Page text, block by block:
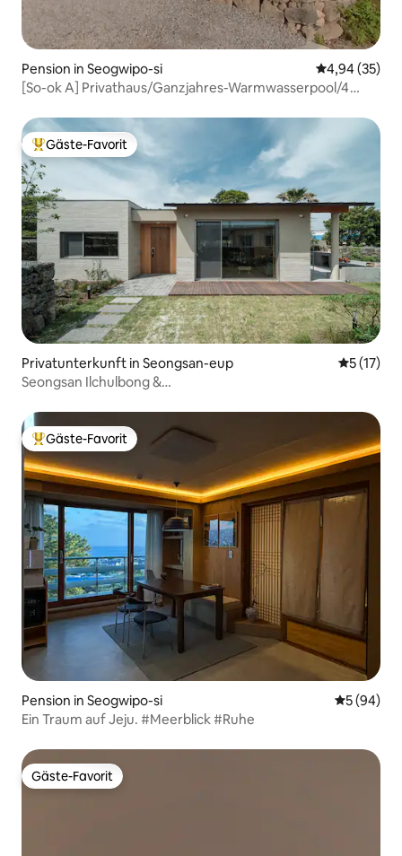
Pension in Seogwipo-si
4,94 (35)
[So-ok A] Privathaus/Ganzjahres-Warmwasserpool/4
Kamin/Spielzimmer/Zitrus-Erlebnis
Beliebter Gäste-Favorit.
Gäste-Favorit
Privatunterkunft in Seongsan-eup
5 (17)
Seongsan Ilchulbong &
Whirlpool/Außengarten/Innenhof/Maximal
4 Personen/Gepäckaufbewahrung/Katzen auf der Straße
Beliebter Gäste-Favorit.
Gäste-Favorit
Pension in Seogwipo-si
5 (94)
Ein Traum auf Jeju. #Meerblick #Ruhe
Gäste-Favorit
Gäste-Favorit